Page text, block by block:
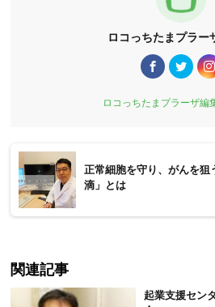
ロコっちたまプラー
ロコっちたまプラーザ編
正常細胞を守り、がんを狙
滴」とは
関連記事
起業支援セン